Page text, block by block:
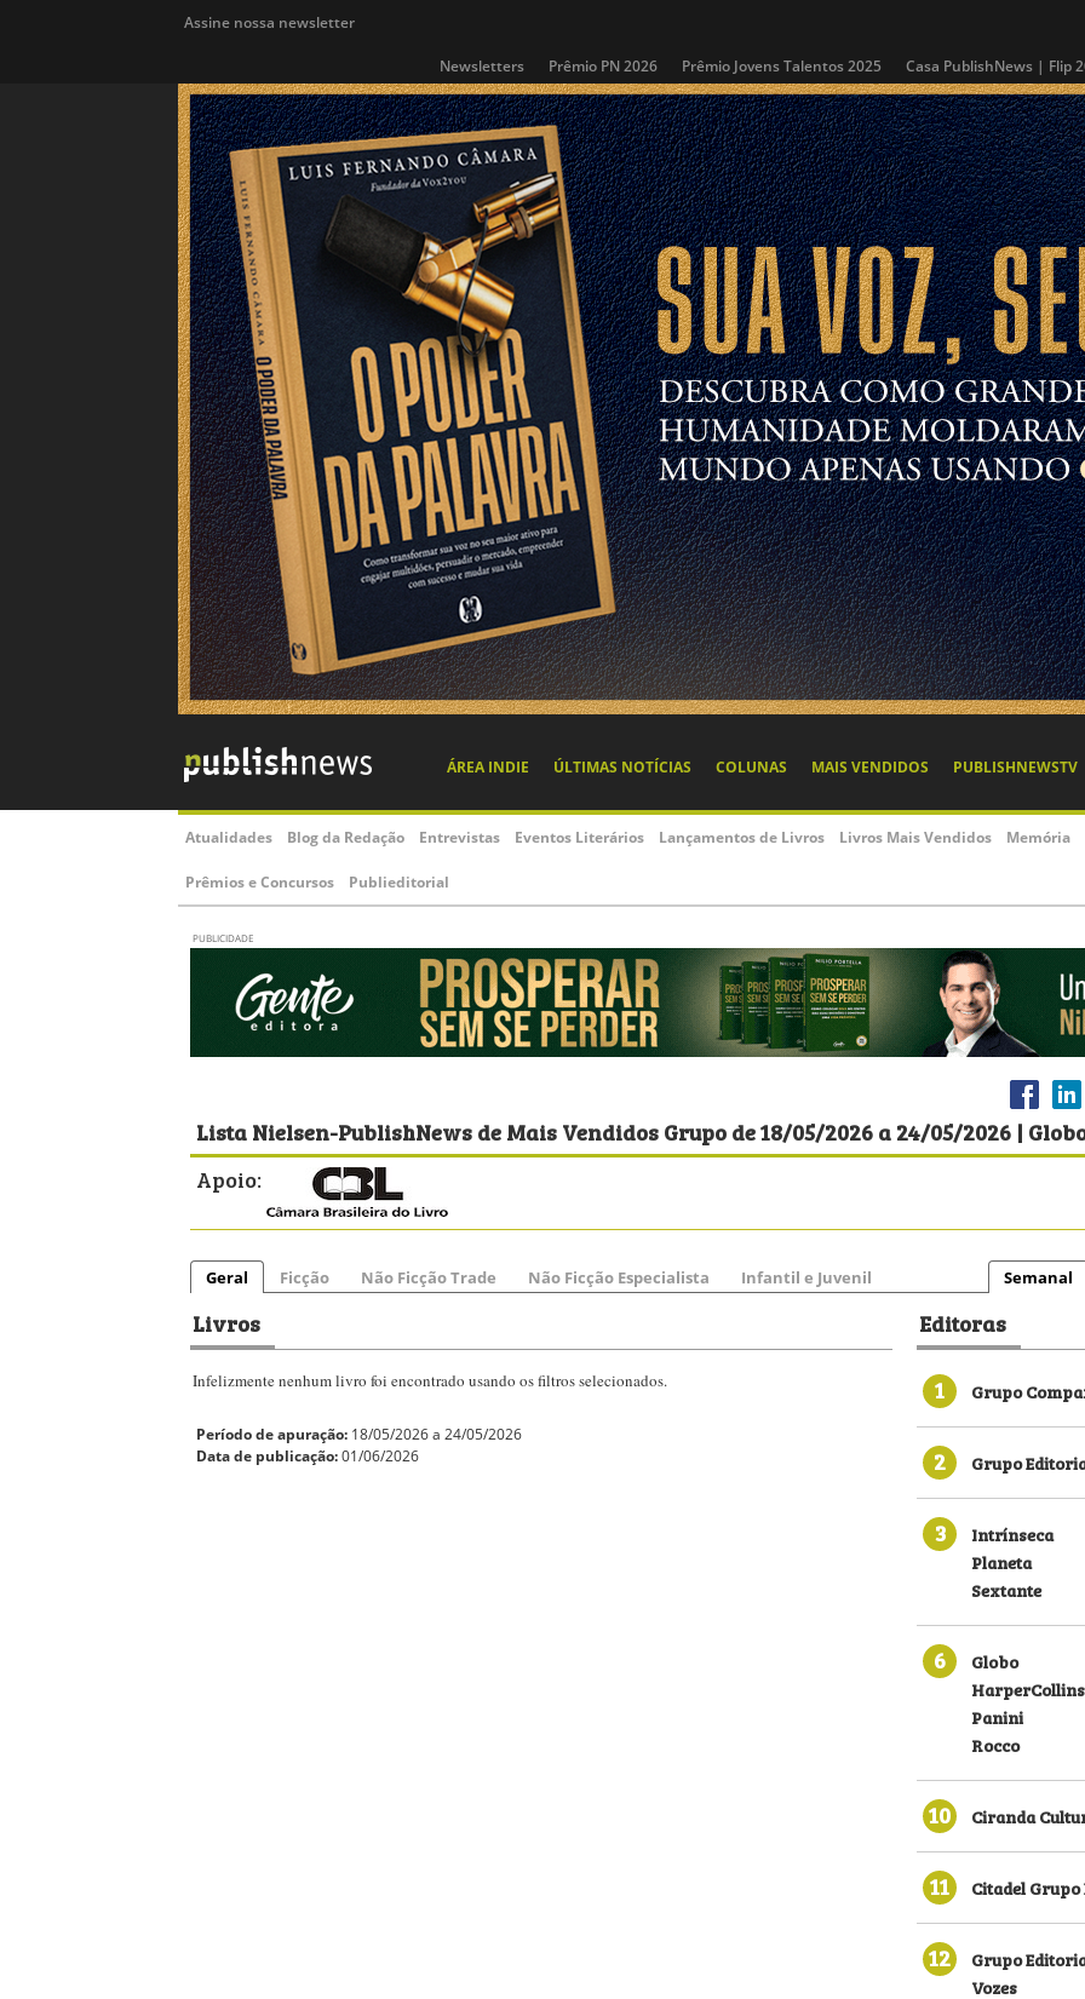
Assine nossa newsletter
Newsletters Prêmio PN 2026 Prêmio Jovens Talentos 2025 Casa PublishNews | Flip
ÁREA INDIE ÚLTIMAS NOTÍCIAS COLUNAS MAIS VENDIDOS PUBLISHNEWSTV
Atualidades Blog da Redação Entrevistas Eventos Literários Lançamentos de Livros Livros Mais Vendidos Memória
Prêmios e Concursos Publieditorial
PUBLICIDADE
Lista Nielsen-PublishNews de Mais Vendidos Grupo de 18/05/2026 a 24/05/2026 |
Apoio:
Geral Ficção Não Ficção Trade Não Ficção Especialista Infantil e Juvenil Semanal
Livros
Infelizmente nenhum livro foi encontrado usando os filtros selecionados.
Período de apuração: 18/05/2026 a 24/05/2026
Data de publicação:01/06/2026
Editoras
1
Grupo
2 Grupo
3
Intrínseca
Planeta
Sextante
6
Globo
Panini
Rocco
10 Ciranda
11 Citadel
12
Grupo
Vozes